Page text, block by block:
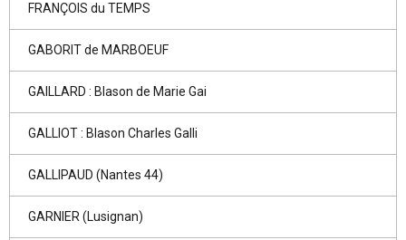
FRANÇOIS du TEMPS
GABORIT de MARBOEUF
GAILLARD : Blason de Marie Gai
GALLIOT : Blason Charles Galli
GALLIPAUD (Nantes 44)
GARNIER (Lusignan)